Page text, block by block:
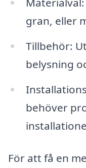
gran, eller
Tillbehör:
belysning
behöver
För att få en